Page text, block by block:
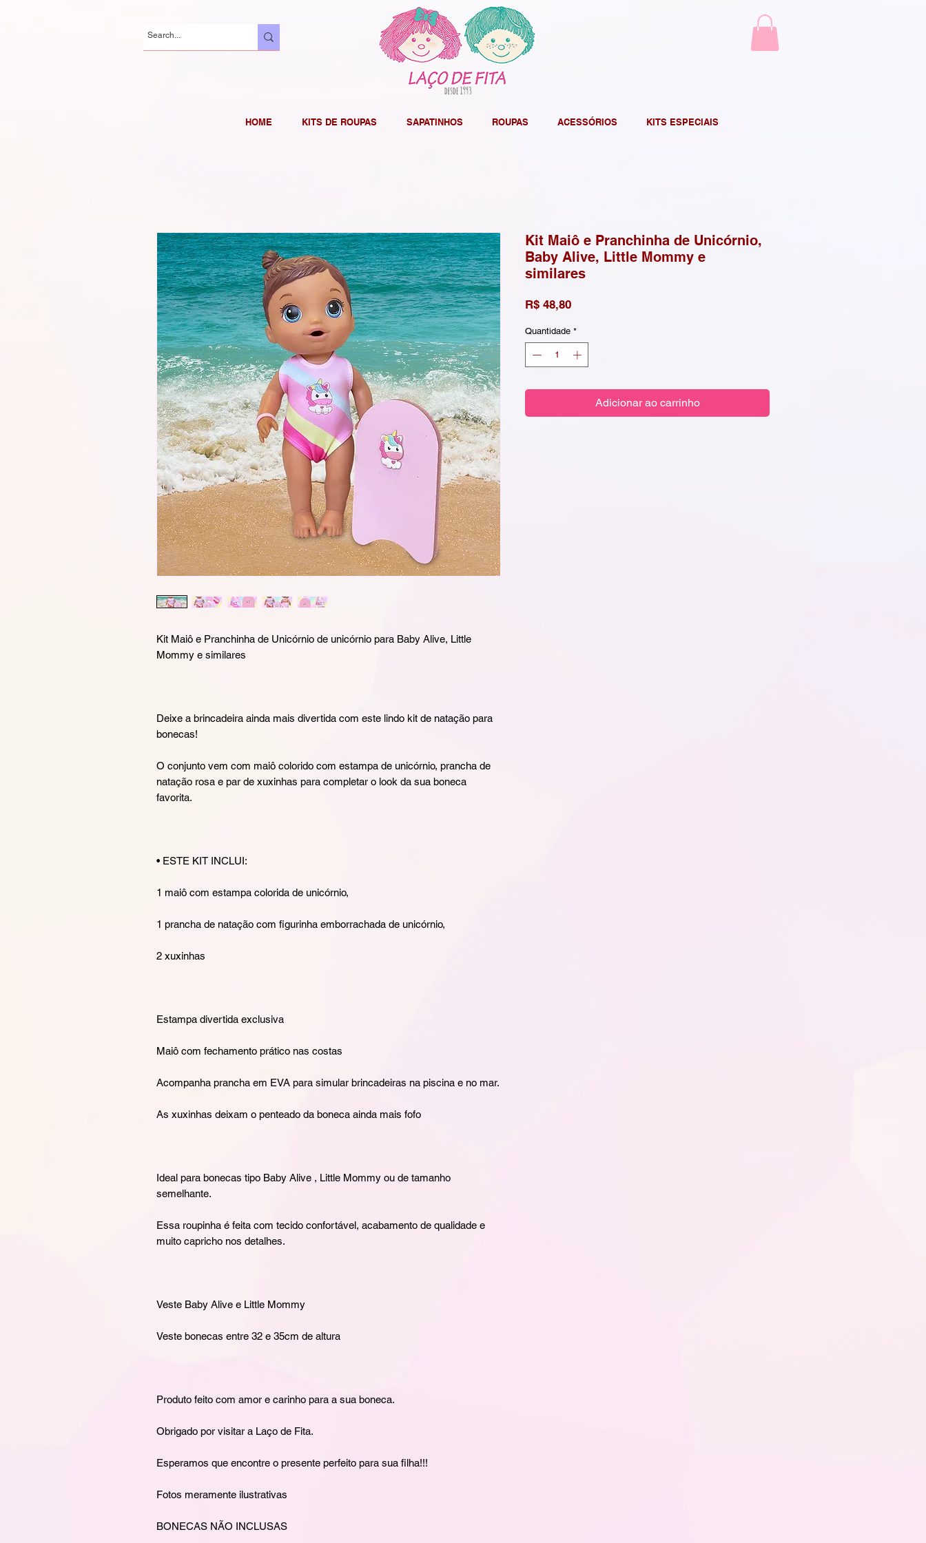
HOME KITS DE ROUPAS SAPATINHOS ROUPAS ACESSÓRIOS KITS ESPECIAIS
Kit Maiô e Pranchinha de Unicórnio de unicórnio para Baby Alive, Little
Mommy e similares
Deixe a brincadeira ainda mais divertida com este lindo kit de natação para
bonecas!
O conjunto vem com maiô colorido com estampa de unicórnio, prancha de
natação rosa e par de xuxinhas para completar o look da sua boneca
favorita.
• ESTE KIT INCLUI:
1 maiô com estampa colorida de unicórnio,
1 prancha de natação com figurinha emborrachada de unicórnio,
2 xuxinhas
Estampa divertida exclusiva
Maiô com fechamento prático nas costas
Acompanha prancha em EVA para simular brincadeiras na piscina e no mar.
As xuxinhas deixam o penteado da boneca ainda mais fofo
Ideal para bonecas tipo Baby Alive , Little Mommy ou de tamanho
semelhante.
Essa roupinha é feita com tecido confortável, acabamento de qualidade e
muito capricho nos detalhes.
Veste Baby Alive e Little Mommy
Veste bonecas entre 32 e 35cm de altura
Produto feito com amor e carinho para a sua boneca.
Obrigado por visitar a Laço de Fita.
Esperamos que encontre o presente perfeito para sua filha!!!
Fotos meramente ilustrativas
BONECAS NÃO INCLUSAS
Kit Maiô e Pranchinha de Unicórnio,
Baby Alive, Little Mommy e
similares
R$ 48,80Preço
Quantidade *
Adicionar ao carrinho